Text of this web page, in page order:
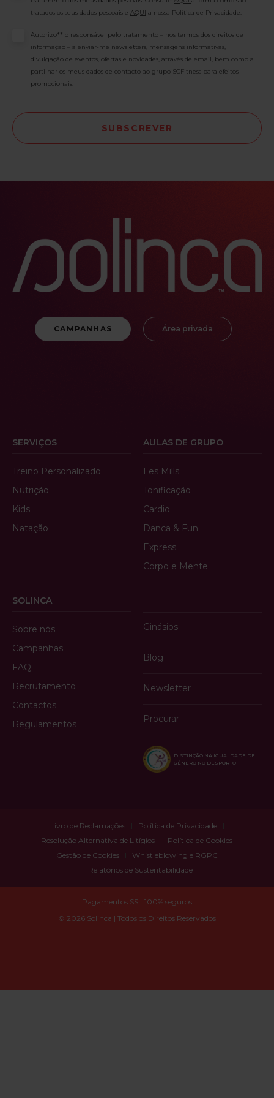
melhorar o humor, aumentar a energia e reforçar a autoestima.
saúde mental é amplamente reconhecido e deve ser valorizado.
Mesmo em pleno verão, o seu compromisso com o bem-estar pode
continuar firme. Conte com a Solinca para manter a motivação, a
regularidade e a energia. Estamos aqui, com o ambiente certo e o
apoio certo, para que não perca o ritmo. Bons Treinos! Mais
stress relief” (2022). Procurar Campanhas
tratados os seus dados pessoais e AQUI a nossa Política de Privacidade.
Consentimento
Autorizo** o responsável pelo tratamento – nos termos dos direitos de
informação – a enviar-me newsletters, mensagens informativas,
divulgação de eventos, ofertas e novidades, através de email, bem como a
partilhar os meus dados de contacto ao grupo SCFitness para efeitos
promocionais.
CAMPANHAS Área privada
SERVIÇOS
Treino Personalizado
Nutrição
Kids
Natação
AULAS DE GRUPO
Les Mills
Tonificação
Cardio
Danca & Fun
Express
Corpo e Mente
SOLINCA
Sobre nós
Campanhas
FAQ
Recrutamento
Contactos
Regulamentos
Ginásios
Blog
Newsletter
Procurar
DISTINÇÃO NA IGUALDADE DE
GÉNERO NO DESPORTO
Livro de Reclamações
Política de Privacidade
Resolução Alternativa de Litígios
Política de Cookies
Gestão de Cookies
Whistleblowing e RGPC
Relatórios de Sustentabilidade
© 2026 Solinca | Todos os Direitos Reservados
Pagamentos SSL 100% seguros